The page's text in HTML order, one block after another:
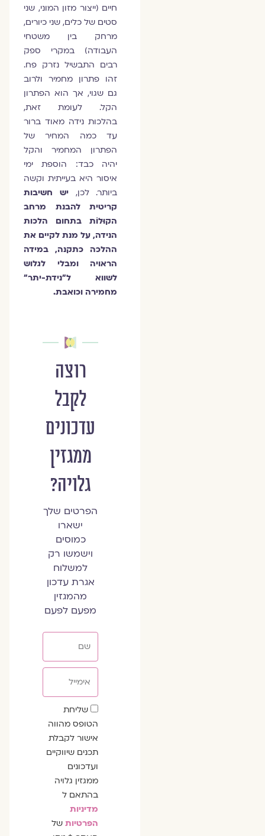
חיים (ייצור מזון המוני, שני
סטים של כלים, שני כיורים,
מרחק בין משטחי
העבודה) במקרי ספק
רבים התבשיל נזרק פח.
זהו פתרון מחמיר ולרוב
גם שגוי, אך הוא הפתרון
הקל. לעומת זאת,
בהלכות נידה מאוד ברור
עד כמה המחיר של
הפתרון המחמיר והקל
יהיה כבד: הוספת ימי
איסור היא בעייתית וקשה
ביותר. לכן,
יש חשיבות
קריטית להבנת מרחב
הקוּלוֹת בתחום הלכות
הנידה, על מנת לקיים את
ההלכה כתקנה, במידה
הראויה ומבלי לגלוש
לשווא ל"נידת-יתר"
מחמירה וכואבת.
רוצה
לקבל
עדכונים
ממגזין
גלויה?
הפרטים שלך
ישארו
כמוסים
וישמשו רק
למשלוח
אגרת עדכון
מהמגזין
מפעם לפעם
שדה
הסכמה
שליחת
הטופס מהווה
אישור לקבלת
תכנים שיווקיים
ועדכונים
ממגזין גלויה
בהתאם ל
מדיניות
הפרטיותשל